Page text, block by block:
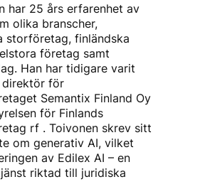
har 25 års erfarenhet av
olika branscher,
storföretag, finländska
företag samt
Han har tidigare varit
direktör för
Semantix Finland Oy
för Finlands
rf . Toivonen skrev sitt
om generativ AI, vilket
av Edilex AI – en
riktad till juridiska